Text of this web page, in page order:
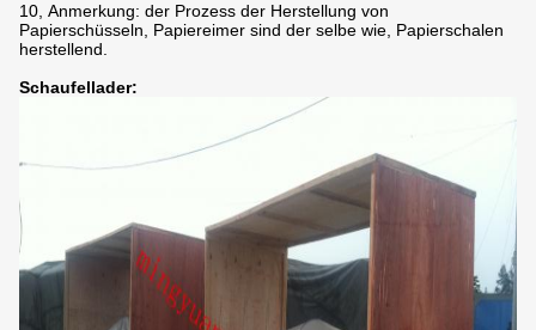
10, Anmerkung: der Prozess der Herstellung von
Papierschüsseln, Papiereimer sind der selbe wie, Papierschalen
herstellend.
Schaufellader: